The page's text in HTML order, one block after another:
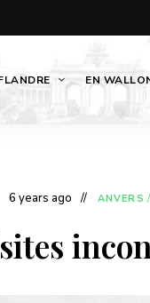
EN
6 years ago ANVERS /